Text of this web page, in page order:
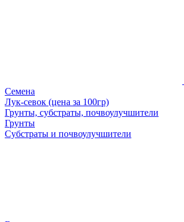
Семена
Лук-севок (цена за 100гр)
Грунты, субстраты, почвоулучшители
Грунты
Субстраты и почвоулучшители